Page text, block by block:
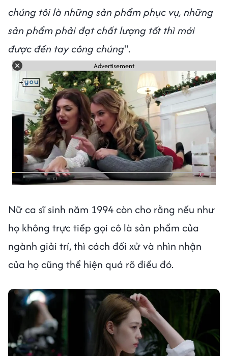
chúng tôi là những sản phẩm phục vụ, những
sản phẩm phải đạt chất lượng tốt thì mới
được đến tay công chúng".
Advertisement
Nữ ca sĩ sinh năm 1994 còn cho rằng nếu như
họ không trực tiếp gọi cô là sản phẩm của
ngành giải trí, thì cách đối xử và nhìn nhận
của họ cũng thể hiện quá rõ điều đó.